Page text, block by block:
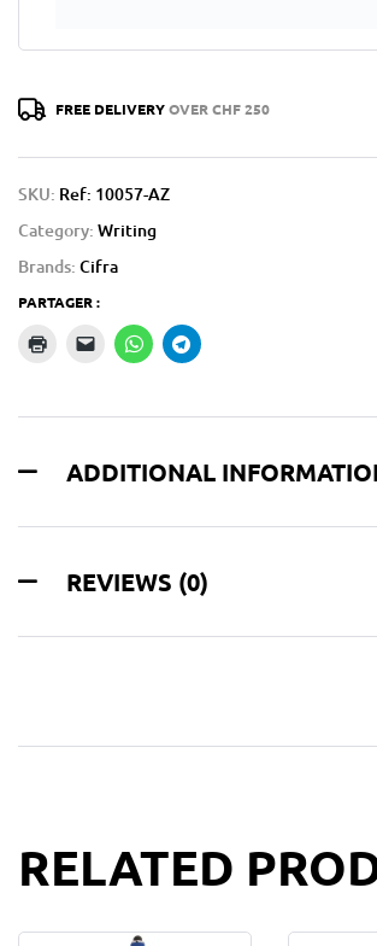
FREE DELIVERYOVER CHF 250
SKU: Ref: 10057-AZ
Category: Writing
Brands: Cifra
PARTAGER :
ADDITIONAL
REVIEWS (0)
RELATED